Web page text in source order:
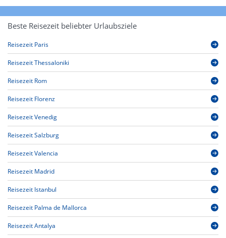
Beste Reisezeit beliebter Urlaubsziele
Reisezeit Paris
Reisezeit Thessaloniki
Reisezeit Rom
Reisezeit Florenz
Reisezeit Venedig
Reisezeit Salzburg
Reisezeit Valencia
Reisezeit Madrid
Reisezeit Istanbul
Reisezeit Palma de Mallorca
Reisezeit Antalya